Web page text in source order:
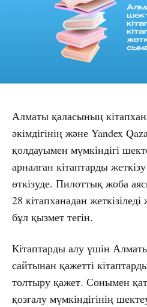
Алматы қаласының
әкімдігінің және Yandex
қолдауымен мүмкіндігі
арналған кітаптарды
өткізуде. Пилоттық жоба
28 кітапханадан
бұл қызмет тегін.
Кітаптарды алу үшін
сайтынан қажетті
толтыру қажет. Сонымен
қозғалу мүмкіндігінің